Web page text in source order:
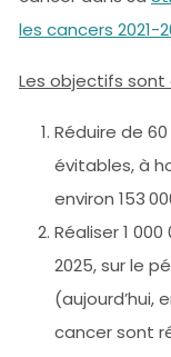
les cancers 2021-
Les objectifs sont
Réduire de
évitables, à
environ 153
Réaliser 1
2025, sur le
(aujourd’hui,
cancer sont